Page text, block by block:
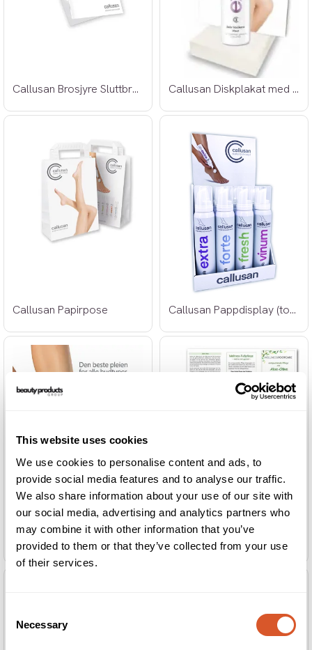
This website uses cookies
We use cookies to personalise content and ads, to
provide social media features and to analyse our traffic.
We also share information about your use of our site with
our social media, advertising and analytics partners who
may combine it with other information that you’ve
provided to them or that they’ve collected from your use
of their services.
Selection
Necessary
Callusan Brosjyre Sluttbruker Callusan Diskplakat med plexifot
Callusan Papirpose Callusan Pappdisplay (tomt)
Callusan Plakat A1 Norsk